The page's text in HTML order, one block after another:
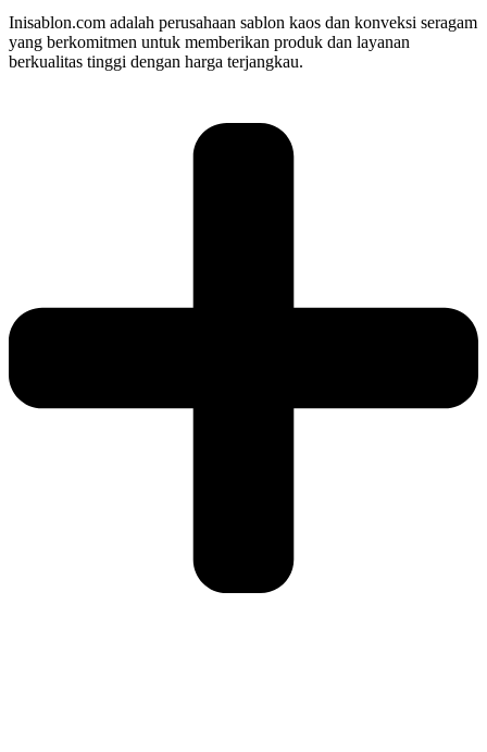
Inisablon.com adalah perusahaan sablon kaos dan konveksi seragam
yang berkomitmen untuk memberikan produk dan layanan
berkualitas tinggi dengan harga terjangkau.